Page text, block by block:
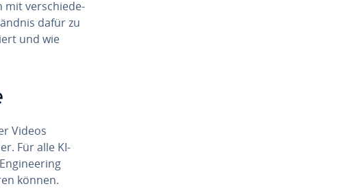
mit ver­schie­de­
dafür zu
und wie
Videos
Für alle KI-
können.